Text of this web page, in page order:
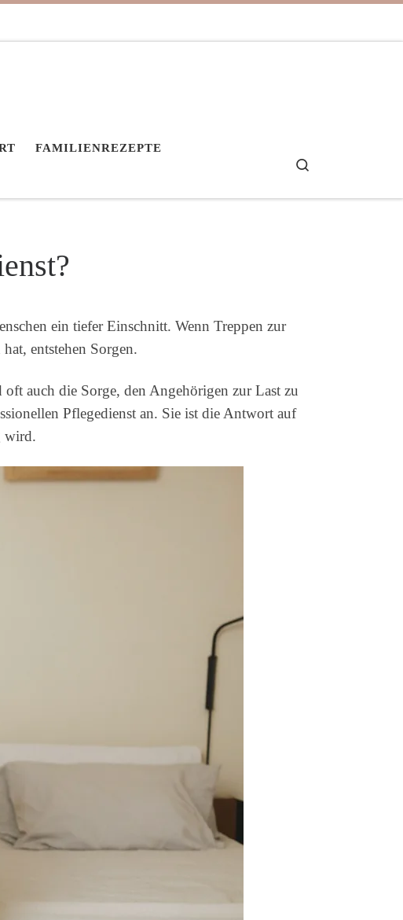
FAMILIENREZEPTE
ein tiefer Einschnitt. Wenn Treppen zur
entstehen Sorgen.
auch die Sorge, den Angehörigen zur Last zu
Pflegedienst an. Sie ist die Antwort auf
wird.